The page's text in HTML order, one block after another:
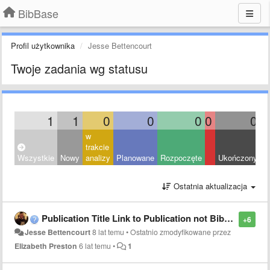
BibBase
Profil użytkownika Jesse Bettencourt
Twoje zadania wg statusu
1 1 0 0 0 0 0
Wszystkie Nowy
w
trakcie
analizy
Planowane Rozpoczęte Ukończony
Ostatnia aktualizacja
+6
Publication Title Link to Publication not Bibase Network
Jesse Bettencourt8 lat temu •Ostatnio zmodyfikowane przez
Elizabeth Preston 6 lat temu • 1